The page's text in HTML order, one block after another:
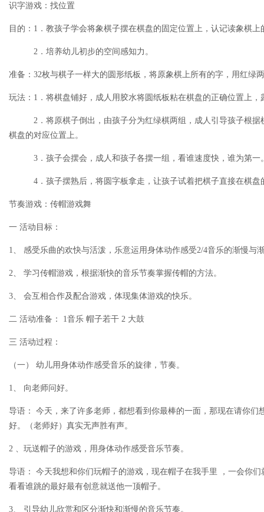
识字游戏：找位置
目的：1．教孩子学会将象棋子摆在棋盘的固定位置上，认记读象棋上
2．培养幼儿初步的空间感知力。
准备：32枚与棋子一样大的圆形纸板，将原象棋上所有的字，用红绿
玩法：1．将棋盘铺好，成人用胶水将圆纸板粘在棋盘的正确位置上，
2．将原棋子倒出，由孩子分为红绿棋两组，成人引导孩子根据
棋盘的对应位置上。
3．孩子会摆会，成人和孩子各摆一组，看谁速度快，谁为第一
4．孩子摆熟后，将圆字板拿走，让孩子试着把棋子直接在棋盘
节奏游戏：传帽游戏舞
一 活动目标：
1、 感受乐曲的欢快与活泼，乐意运用身体动作感受2/4音乐的渐慢与
2、 学习传帽游戏，根据渐快的音乐节奏掌握传帽的方法。
3、 会互相合作及配合游戏，体现集体游戏的快乐。
二 活动准备： 1音乐 帽子若干 2 大鼓
三 活动过程：
（一） 幼儿用身体动作感受音乐的旋律，节奏。
1、 向老师问好。
导语： 今天，来了许多老师，都想看到你最棒的一面，那现在请你们
好。（老师好）真实无声胜有声。
2 、玩送帽子的游戏，用身体动作感受音乐节奏。
导语： 今天我想和你们玩帽子的游戏，现在帽子在我手里 ，一会你
看看谁跳的最好最有创意就送他一顶帽子。
3、 引导幼儿欣赏和区分渐快和渐慢的音乐节奏。